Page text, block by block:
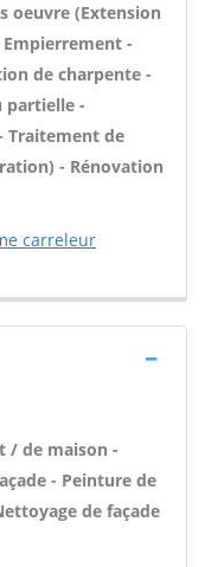
oeuvre (Extension
-
de charpente -
partielle -
Traitement de
- Rénovation
carreleur
/ de maison -
- Peinture de
de façade